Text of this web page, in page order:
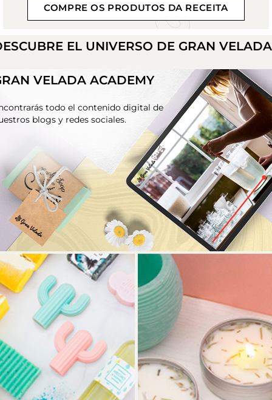
COMPRE OS PRODUTOS DA RECEITA
EL UNIVERSO DE GRAN VELADA
VELADA ACADEMY
todo el contenido digital de
blogs y redes sociales.